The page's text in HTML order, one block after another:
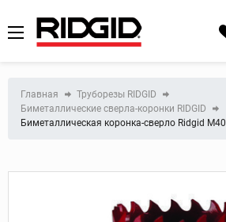
Главная
Труборезы RIDGID
Биметаллические сверла-коронки RIDGID
Биметаллическая коронка-сверло Ridgid M40